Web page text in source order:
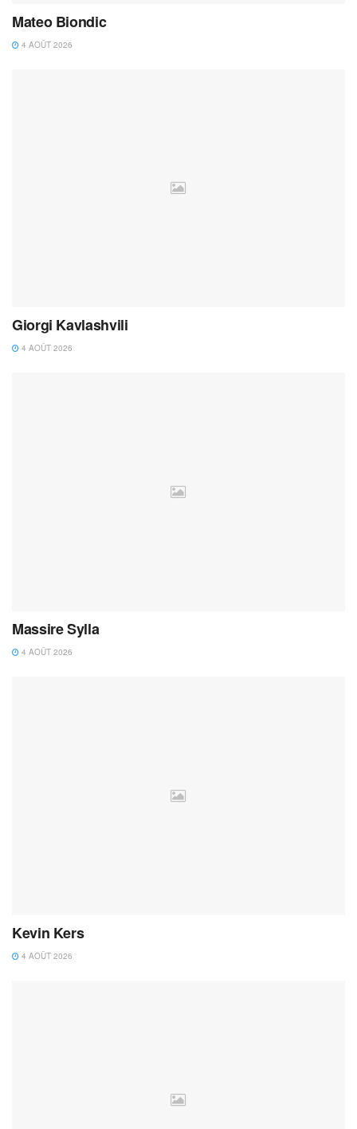
Mateo Biondic
4 AOÛT 2026
Giorgi Kavlashvili
4 AOÛT 2026
Massire Sylla
4 AOÛT 2026
Kevin Kers
4 AOÛT 2026